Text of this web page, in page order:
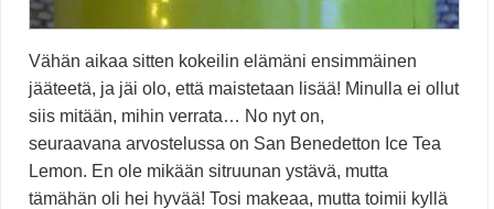
Vähän aikaa sitten kokeilin elämäni ensimmäinen
jääteetä, ja jäi olo, että maistetaan lisää! Minulla ei ollut
siis mitään, mihin verrata… No nyt on,
seuraavana arvostelussa on San Benedetton Ice Tea
Lemon. En ole mikään sitruunan ystävä, mutta
tämähän oli hei hyvää! Tosi makeaa, mutta toimii kyllä